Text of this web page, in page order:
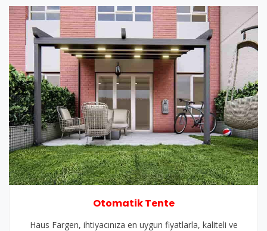
Otomatik Tente
Haus Fargen, ihtiyacınıza en uygun fiyatlarla, kaliteli ve